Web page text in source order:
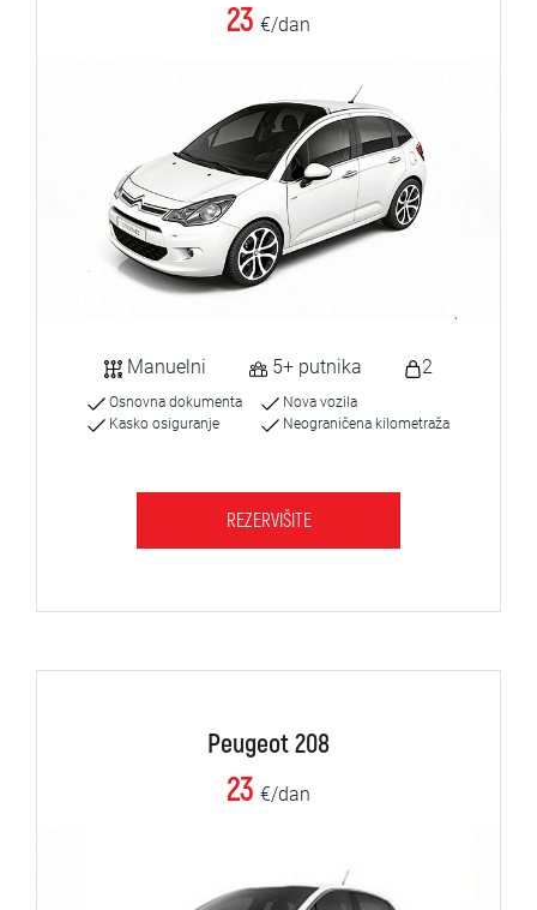
23 €/dan
Manuelni 5+ putnika 2
Osnovna dokumenta
Kasko osiguranje
Nova vozila
Neograničena kilometraža
REZERVIŠITE
Peugeot 208
23 €/dan